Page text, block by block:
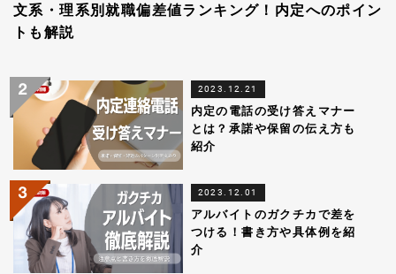
文系・理系別就職偏差値ランキング！内定へのポイン
トも解説
2023.12.21
内定の電話の受け答えマナー
とは？承諾や保留の伝え方も
紹介
2023.12.01
アルバイトのガクチカで差を
つける！書き方や具体例を紹
介